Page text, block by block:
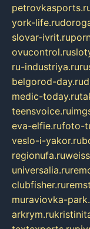
york-life.ru
slovar-ivrit.ru
ovucontrol.ru
ru-industriya.ru
belgorod-day.ru
medic-today.ru
teensvoice.ru
eva-elfie.rufoto-
veslo-i-yakor.ru
regionufa.ru
universalia.ru
clubfisher.ru
muraviovka-
arkrym.ru